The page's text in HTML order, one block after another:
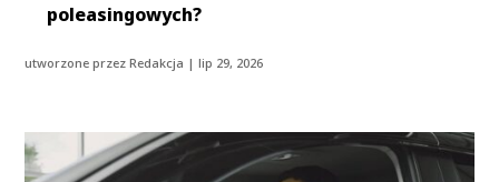
poleasingowych?
utworzone przezRedakcja |lip 29, 2026